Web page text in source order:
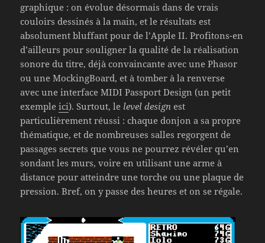
graphique : on évolue désormais dans de vrais
couloirs dessinés à la main, et le résultats est
absolument bluffant pour de l’Apple II. Profitons-en
d’ailleurs pour souligner la qualité de la réalisation
sonore du titre, déjà convaincante avec une Phasor
ou une MockingBoard, et à tomber à la renverse
avec une interface MIDI Passport Design (un petit
exempleici). Surtout, le level design est
particulièrement réussi : chaque donjon a sa propre
thématique, et de nombreuses salles regorgent de
passages secrets que vous ne pourrez révéler qu’en
sondant les murs, voire en utilisant une arme à
distance pour atteindre une torche ou une plaque de
pression. Bref, on y passe des heures et on se régale.